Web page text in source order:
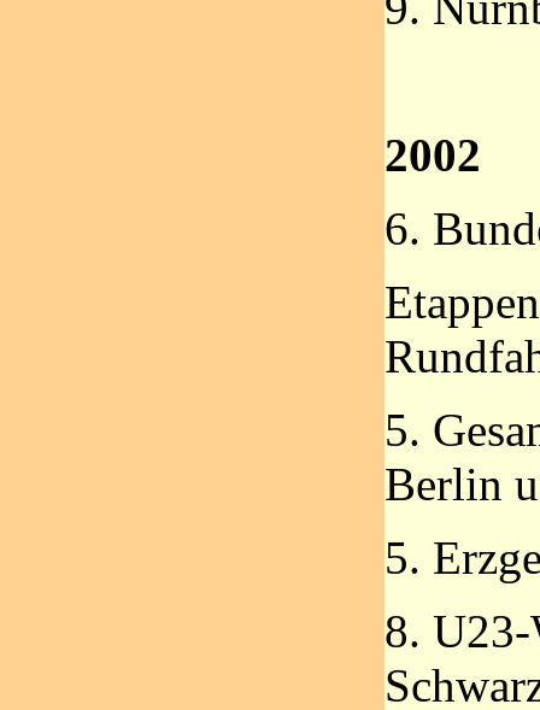
2002
6.
5.
Berlin
5.
8.